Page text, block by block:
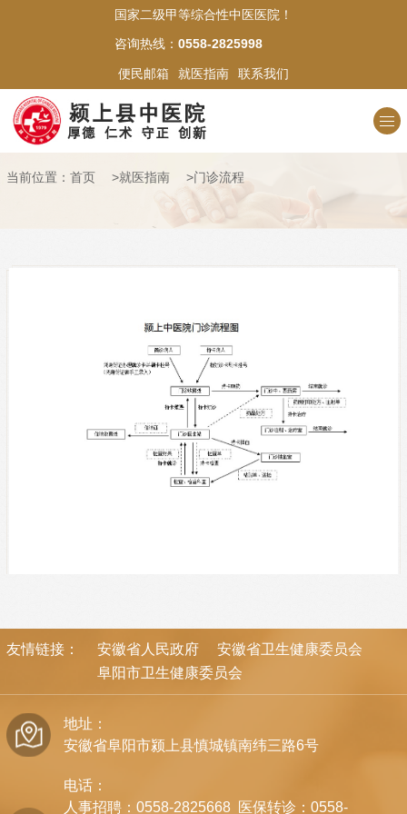
新闻中心
科室介绍
国家二级甲等综合性中医医院！
咨询热线： 0558-2825998
便民邮箱 就医指南 联系我们
当前位置： 首页 >就医指南 >门诊流程
友情链接： 安徽省人民政府
安徽省卫生健康委员会
阜阳市卫生健康委员会
地址：
安徽省阜阳市颍上县慎城镇南纬三路6号
电话：
人事招聘：0558-2825668 医保转诊：0558-